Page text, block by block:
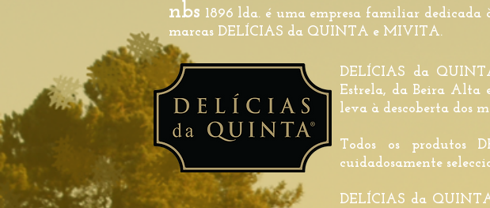
nbs 1896 lda. é uma empresa familiar
marcas DELÍCIAS da QUINTA e MIVITA.
DELÍCIAS da
Estrela, da Beira Alta
leva à descoberta dos
Todos os produtos
cuidadosamente
DELÍCIAS da